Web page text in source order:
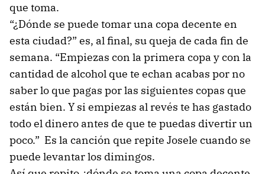
que toma.
“¿Dónde se puede tomar una copa decente en
esta ciudad?” es, al final, su queja de cada fin de
semana. “Empiezas con la primera copa y con la
cantidad de alcohol que te echan acabas por no
saber lo que pagas por las siguientes copas que
están bien. Y si empiezas al revés te has gastado
todo el dinero antes de que te puedas divertir un
poco.” Es la canción que repite Josele cuando se
puede levantar los dimingos.